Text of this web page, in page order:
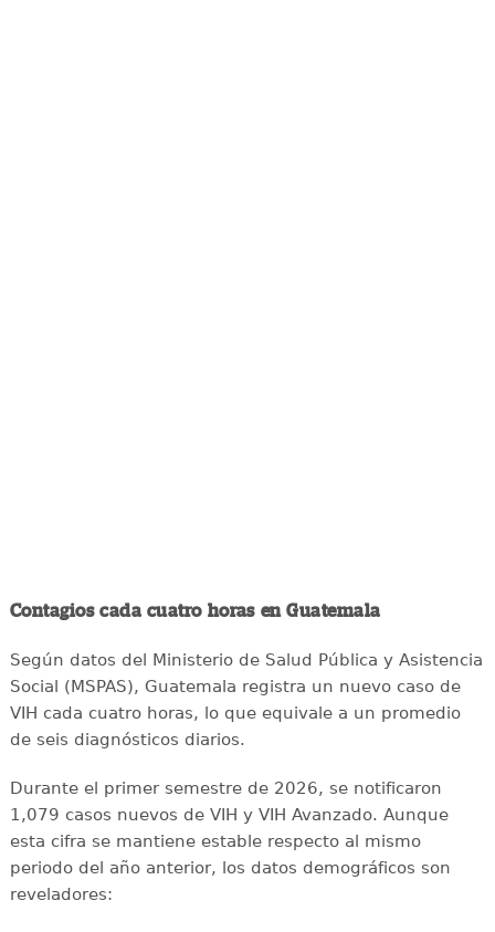
Contagios cada cuatro horas en Guatemala
Según datos del Ministerio de Salud Pública y Asistencia
Social (MSPAS), Guatemala registra un nuevo caso de
VIH cada cuatro horas, lo que equivale a un promedio
de seis diagnósticos diarios.
Durante el primer semestre de 2026, se notificaron
1,079 casos nuevos de VIH y VIH Avanzado. Aunque
esta cifra se mantiene estable respecto al mismo
periodo del año anterior, los datos demográficos son
reveladores: